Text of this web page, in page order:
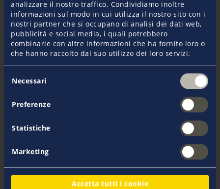
analizzare il nostro traffico. Condividiamo inoltre
informazioni sul modo in cui utilizza il nostro sito con i
nostri partner che si occupano di analisi dei dati web,
pubblicità e social media, i quali potrebbero
combinarle con altre informazioni che ha fornito loro o
che hanno raccolto dal suo utilizzo dei loro servizi.
delNecessari
Preferenze
Statistiche
Marketing
Accetta tutti i cookie
+377 97 70 12 08
Dal lunedi al venerdi 09:00 - 18:00